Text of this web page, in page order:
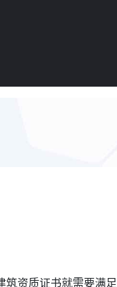
筑资质证书就需要满足